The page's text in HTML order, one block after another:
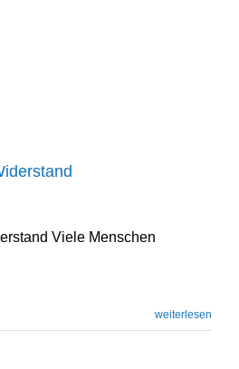
Viele Menschen
weiterlesen